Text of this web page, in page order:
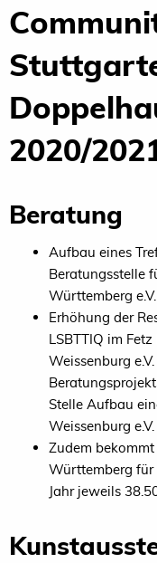
2020/
Beratung
Aufbau eines
Beratungsstelle
Württemberg e.V.
Erhöhung der
LSBTTIQ im
Weissenburg
Stelle Aufbau
Weissenburg e.V.
Zudem
Württemberg für
Jahr jeweils